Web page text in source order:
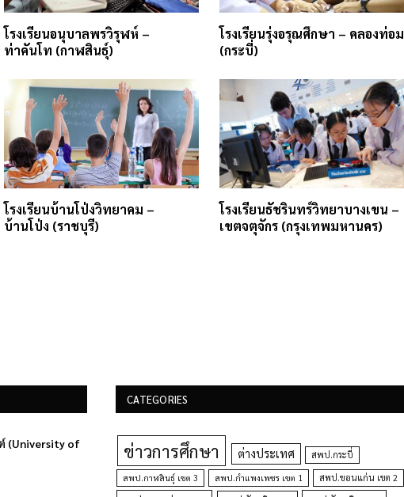
โรงเรียนอนุบาลพรวิรุฬห์ –
ท่าคันโท (กาฬสินธุ์)
โรงเรียนรุ่งอรุณศึกษา – คลองท่อม
(กระบี่)
โรงเรียนบ้านโป่งวิทยาคม –
บ้านโป่ง (ราชบุรี)
โรงเรียนธัชรินทร์วิทยาบางเขน –
เขตจตุจักร (กรุงเทพมหานคร)
(University of
CATEGORIES
ข่าวการศึกษา ต่างประเทศ สพป.กระบี่
สพป.กาฬสินธุ์ เขต 3 สพป.กำแพงเพชร เขต 1 สพป.ขอนแก่น เขต 2